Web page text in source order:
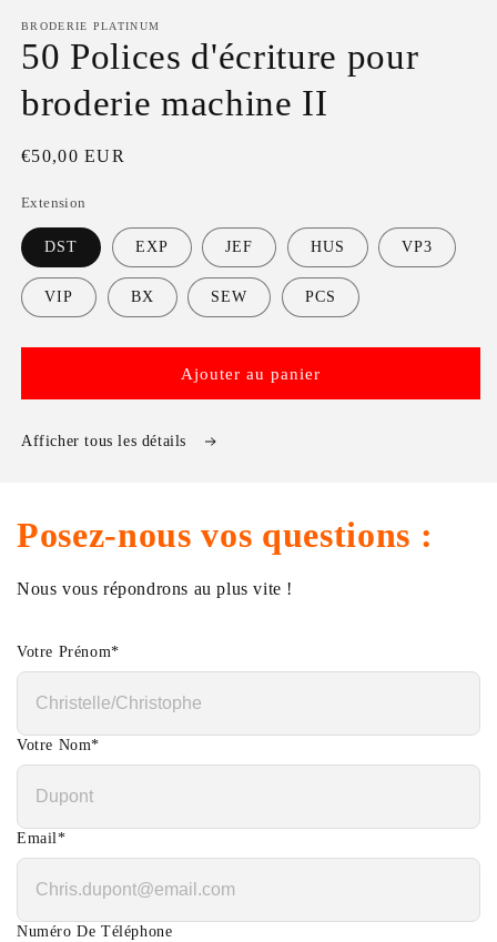
le
1
dans
une
fenêtre
BRODERIE PLATINUM
50 Polices d'écriture pour
broderie machine II
Prix
€50,00 EUR
Extension
DST EXP JEF HUS VP3
VIP BX SEW PCS
Ajouter au panier
Afficher tous les détails
Posez-nous vos questions :
Nous vous répondrons au plus vite !
Votre Prénom*
Votre Nom*
Email*
Numéro De Téléphone